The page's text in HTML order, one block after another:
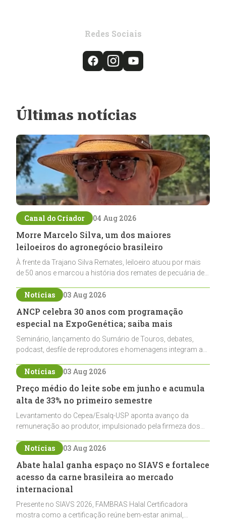
Redes Sociais
Últimas notícias
Canal do Criador 04 Aug 2026
Morre Marcelo Silva, um dos maiores
leiloeiros do agronegócio brasileiro
À frente da Trajano Silva Remates, leiloeiro atuou por mais
de 50 anos e marcou a história dos remates de pecuária de
Notícias 03 Aug 2026
ANCP celebra 30 anos com programação
especial na ExpoGenética; saiba mais
Seminário, lançamento do Sumário de Touros, debates,
podcast, desfile de reprodutores e homenagens integram a
Notícias 03 Aug 2026
Preço médio do leite sobe em junho e acumula
alta de 33% no primeiro semestre
Levantamento do Cepea/Esalq-USP aponta avanço da
remuneração ao produtor, impulsionado pela firmeza dos
Notícias 03 Aug 2026
Abate halal ganha espaço no SIAVS e fortalece
acesso da carne brasileira ao mercado
internacional
Presente no SIAVS 2026, FAMBRAS Halal Certificadora
mostra como a certificação reúne bem-estar animal,